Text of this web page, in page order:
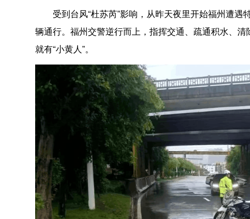
受到台风“杜苏芮”影响，从昨天夜里开始福州遭遇
辆通行。福州交警逆行而上，指挥交通、疏通积水、
就有“小黄人”。